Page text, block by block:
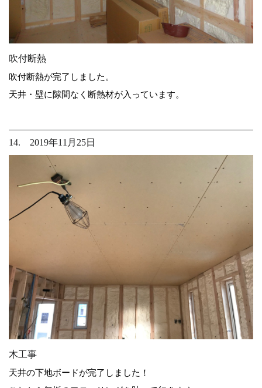
吹付断熱
吹付断熱が完了しました。
天井・壁に隙間なく断熱材が入っています。
14. 2019年11月25日
木工事
天井の下地ボードが完了しました！